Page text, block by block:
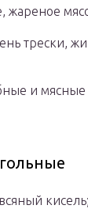
жареное
трески,
и мясные
кисель;